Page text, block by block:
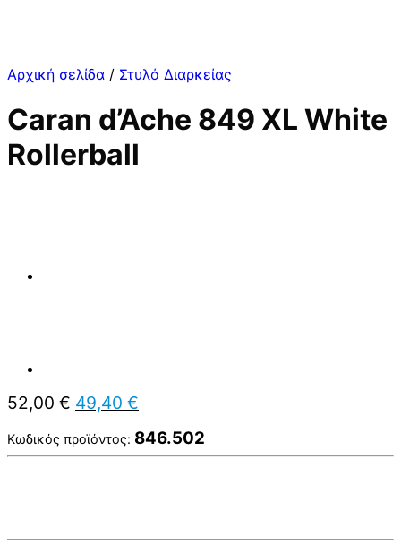
Αρχική σελίδα / Στυλό Διαρκείας
Caran d’Ache 849 XL White
Rollerball
52,00€ Original
price
was:
52,00 €.
49,40 €
τιμή
είναι:
Κωδικός προϊόντος: 846.502